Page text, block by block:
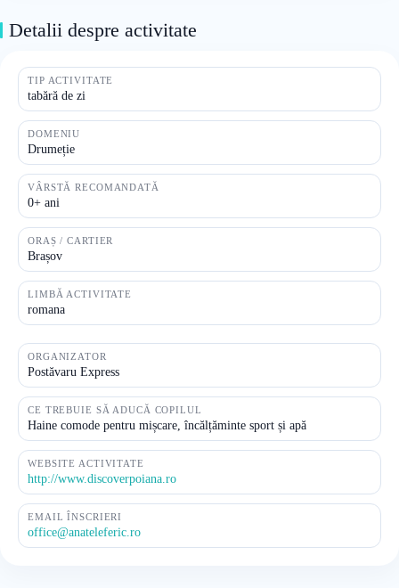
Detalii despre activitate
TIP ACTIVITATE
tabără de zi
DOMENIU
Drumeție
VÂRSTĂ RECOMANDATĂ
0+ ani
ORAȘ / CARTIER
Brașov
LIMBĂ ACTIVITATE
romana
ORGANIZATOR
Postăvaru Express
CE TREBUIE SĂ ADUCĂ COPILUL
Haine comode pentru mișcare, încălțăminte sport și apă
WEBSITE ACTIVITATE
http://www.discoverpoiana.ro
EMAIL ÎNSCRIERI
office@anateleferic.ro